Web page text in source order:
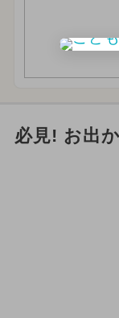
必見! お出